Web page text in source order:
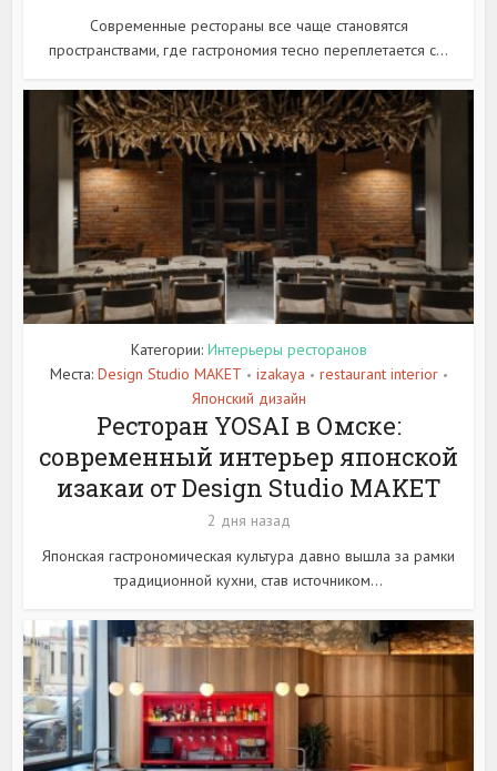
Современные рестораны все чаще становятся
пространствами, где гастрономия тесно переплетается с...
Категории: Интерьеры ресторанов
Места: Design Studio MAKET • izakaya • restaurant interior •
Японский дизайн
Ресторан YOSAI в Омске:
современный интерьер японской
изакаи от Design Studio MAKET
2 дня назад
Японская гастрономическая культура давно вышла за рамки
традиционной кухни, став источником...